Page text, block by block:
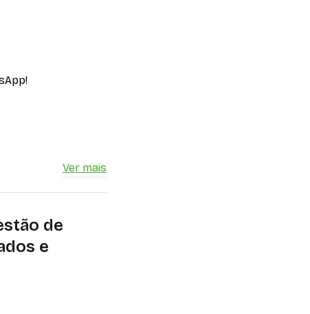
Ver mais
de
e